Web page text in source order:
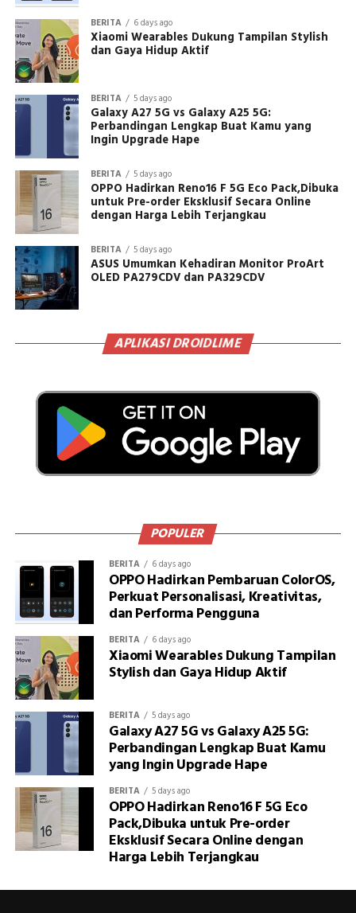
BERITA 6 days ago
Xiaomi Wearables Dukung Tampilan Stylish
dan Gaya Hidup Aktif
BERITA 5 days ago
Galaxy A27 5G vs Galaxy A25 5G:
Perbandingan Lengkap Buat Kamu yang
Ingin Upgrade Hape
BERITA 5 days ago
OPPO Hadirkan Reno16 F 5G Eco Pack,Dibuka
untuk Pre-order Eksklusif Secara Online
dengan Harga Lebih Terjangkau
BERITA 5 days ago
ASUS Umumkan Kehadiran Monitor ProArt
OLED PA279CDV dan PA329CDV
APLIKASI DROIDLIME
POPULER
BERITA 6 days ago
OPPO Hadirkan Pembaruan ColorOS,
Perkuat Personalisasi, Kreativitas,
dan Performa Pengguna
BERITA 6 days ago
Xiaomi Wearables Dukung Tampilan
Stylish dan Gaya Hidup Aktif
BERITA 5 days ago
Galaxy A27 5G vs Galaxy A25 5G:
Perbandingan Lengkap Buat Kamu
yang Ingin Upgrade Hape
BERITA 5 days ago
OPPO Hadirkan Reno16 F 5G Eco
Pack,Dibuka untuk Pre-order
Eksklusif Secara Online dengan
Harga Lebih Terjangkau